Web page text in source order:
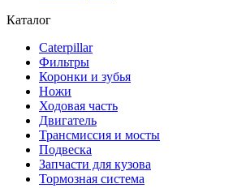
Каталог
Caterpillar
Фильтры
Коронки и зубья
Ножи
Ходовая часть
Двигатель
Трансмиссия и мосты
Подвеска
Запчасти для кузова
Тормозная система